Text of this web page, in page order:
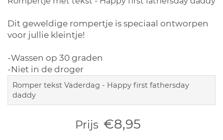
Dit geweldige rompertje is speciaal ontworpen
voor jullie kleintje!
-Wassen op 30 graden
-Niet in de droger
Romper tekst Vaderdag - Happy first fathersday
daddy
Prijs €8,95